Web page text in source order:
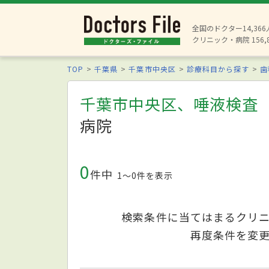
全国のドクター14,366
クリニック・病院
TOP 千葉県 千葉市中央区 診療科目から探す
千葉市中央区、唾液検査
病院
0件中 1〜0件を表示
検索条件に当てはまるクリ
再度条件を変